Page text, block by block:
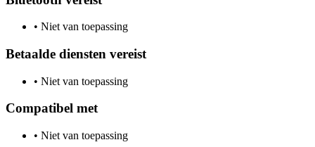
• Niet van toepassing
Betaalde diensten vereist
• Niet van toepassing
Compatibel met
• Niet van toepassing